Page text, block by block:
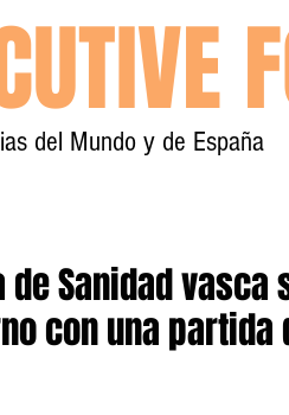
del Mundo y de España
de Sanidad
con una partida